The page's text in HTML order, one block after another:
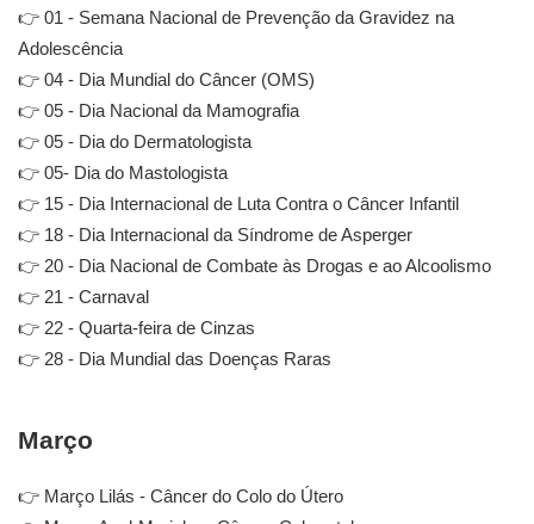
👉 01 - Semana Nacional de Prevenção da Gravidez na
Adolescência
👉 04 - Dia Mundial do Câncer (OMS)
👉 05 - Dia Nacional da Mamografia
👉 05 - Dia do Dermatologista
👉 05- Dia do Mastologista
👉 15 - Dia Internacional de Luta Contra o Câncer Infantil
👉 18 - Dia Internacional da Síndrome de Asperger
👉 20 - Dia Nacional de Combate às Drogas e ao Alcoolismo
👉 21 - Carnaval
👉 22 - Quarta-feira de Cinzas
👉 28 - Dia Mundial das Doenças Raras
Março
👉 Março Lilás - Câncer do Colo do Útero